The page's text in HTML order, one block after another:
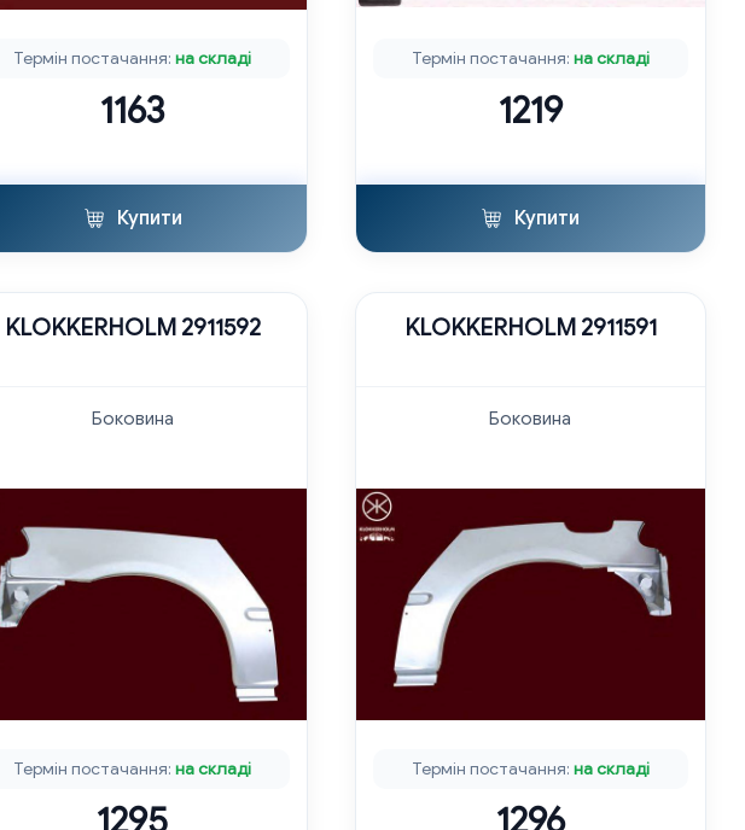
Термін постачання:на складі
1163
Купити
Термін постачання: на складі
1219
Купити
KLOKKERHOLM 2911592
Боковина
Термін постачання:на складі
KLOKKERHOLM 2911591
Боковина
Термін постачання: на складі